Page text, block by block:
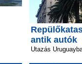
antik autók
Utazás